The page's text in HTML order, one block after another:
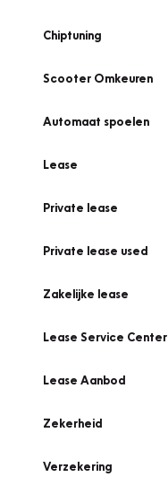
Chiptuning
Scooter Omkeuren
Automaat spoelen
Lease
Private lease
Private lease used
Zakelijke lease
Lease Service Center
Lease Aanbod
Zekerheid
Verzekering